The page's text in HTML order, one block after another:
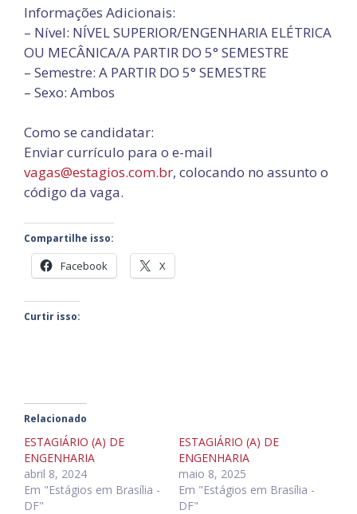
Informações Adicionais:
– Nível: NÍVEL SUPERIOR/ENGENHARIA ELÉTRICA
OU MECÂNICA/A PARTIR DO 5° SEMESTRE
– Semestre: A PARTIR DO 5° SEMESTRE
– Sexo: Ambos
Como se candidatar:
Enviar currículo para o e-mail
vagas@estagios.com.br, colocando no assunto o
código da vaga.
Compartilhe isso:
Facebook X
Curtir isso:
Relacionado
ESTAGIÁRIO (A) DE
ENGENHARIA
abril 8, 2024
Em "Estágios em Brasília -
DF"
ESTAGIÁRIO (A) DE
ENGENHARIA
maio 8, 2025
Em "Estágios em Brasília -
DF"